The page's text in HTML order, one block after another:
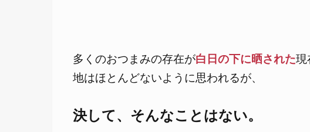
多くのおつまみの存在が白日の下に晒された現
地はほとんどないように思われるが、
決して、そんなことはない。